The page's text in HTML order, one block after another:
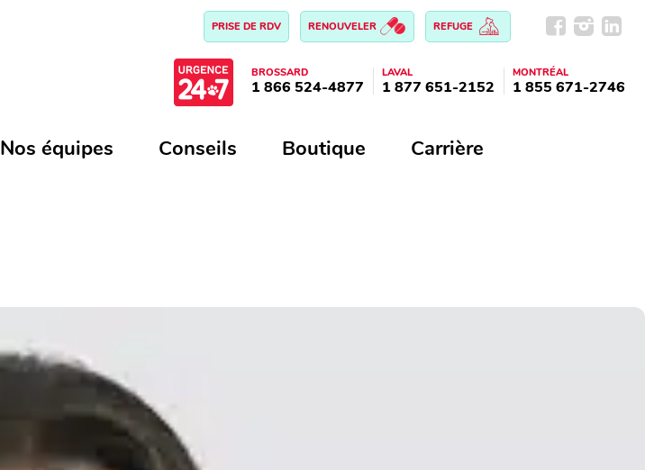
PRISE DE RDV RENOUVELER REFUGE
BROSSARD
1 866 524-4877
LAVAL
1 877 651-2152
MONTRÉAL
1 855 671-2746
Nos équipes Conseils Boutique Carrière